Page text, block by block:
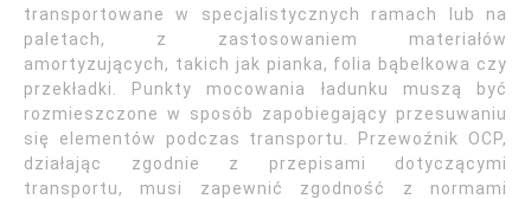
transportowane w specjalistycznych ramach lub na
paletach, z zastosowaniem materiałów
amortyzujących, takich jak pianka, folia bąbelkowa czy
przekładki. Punkty mocowania ładunku muszą być
rozmieszczone w sposób zapobiegający przesuwaniu
się elementów podczas transportu. Przewoźnik OCP,
działając zgodnie z przepisami dotyczącymi
transportu, musi zapewnić zgodność z normami